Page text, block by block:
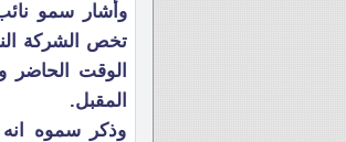
وأشار سمو
تخص الشركة
الوقت الحاضر
المقبل.
وذكر سموه انه